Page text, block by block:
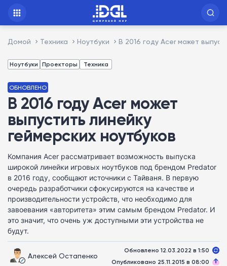
Домой Техника Ноутбуки В 2016 году Acer может
Ноутбуки Проекторы Техника
ОБНОВЛЕНО
В 2016 году Acer может
выпустить линейку
геймерских ноутбуков
Компания Acer рассматривает возможность выпуска
широкой линейки игровых ноутбуков под брендом Predator
в 2016 году, сообщают источники с Тайваня. В первую
очередь разработчики сфокусируются на качестве и
производительности устройств, что необходимо для
завоевания «авторитета» этим самым брендом Predator. И
это значит, что очень уж доступными эти устройства не
будут.
Алексей Остапенко
Обновлено 12.03.2022 в 1:50
Опубликовано 25.11.2015 в 08:00